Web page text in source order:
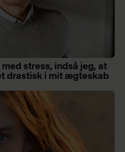
med stress, indså jeg, at
drastisk i mit ægteskab